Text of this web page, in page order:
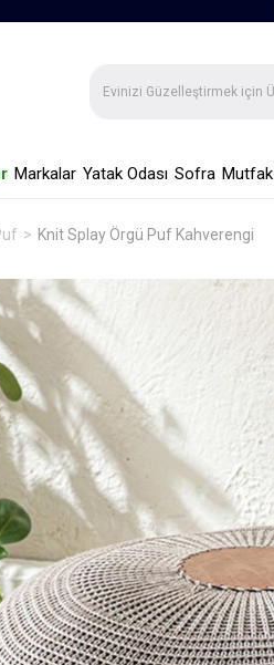
Markalar Yatak Odası Sofra Mutfak
Knit Splay Örgü Puf Kahverengi